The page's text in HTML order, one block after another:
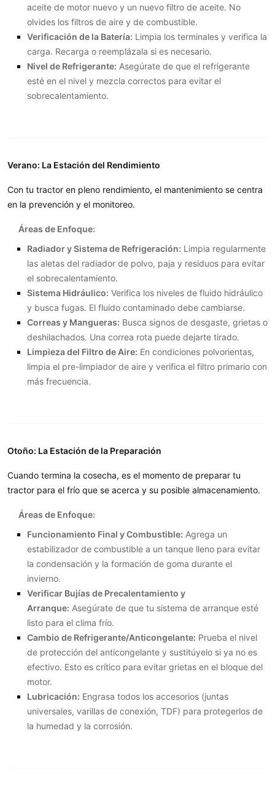
aceite de motor nuevo y un nuevo filtro de aceite. No
olvides los filtros de aire y de combustible.
Verificación de la Batería: Limpia los terminales y verifica la
carga. Recarga o reemplázala si es necesario.
Nivel de Refrigerante: Asegúrate de que el refrigerante
esté en el nivel y mezcla correctos para evitar el
sobrecalentamiento.
Verano: La Estación del Rendimiento
Con tu tractor en pleno rendimiento, el mantenimiento se centra
en la prevención y el monitoreo.
Áreas de Enfoque:
Radiador y Sistema de Refrigeración: Limpia regularmente
las aletas del radiador de polvo, paja y residuos para evitar
el sobrecalentamiento.
Sistema Hidráulico: Verifica los niveles de fluido hidráulico
y busca fugas. El fluido contaminado debe cambiarse.
Correas y Mangueras: Busca signos de desgaste, grietas o
deshilachados. Una correa rota puede dejarte tirado.
Limpieza del Filtro de Aire: En condiciones polvorientas,
limpia el pre-limpiador de aire y verifica el filtro primario con
más frecuencia.
Otoño: La Estación de la Preparación
Cuando termina la cosecha, es el momento de preparar tu
tractor para el frío que se acerca y su posible almacenamiento.
Áreas de Enfoque:
Funcionamiento Final y Combustible: Agrega un
estabilizador de combustible a un tanque lleno para evitar
la condensación y la formación de goma durante el
invierno.
Verificar Bujías de Precalentamiento y
Arranque: Asegúrate de que tu sistema de arranque esté
listo para el clima frío.
Cambio de Refrigerante/Anticongelante: Prueba el nivel
de protección del anticongelante y sustitúyelo si ya no es
efectivo. Esto es crítico para evitar grietas en el bloque del
motor.
Lubricación: Engrasa todos los accesorios (juntas
universales, varillas de conexión, TDF) para protegerlos de
la humedad y la corrosión.